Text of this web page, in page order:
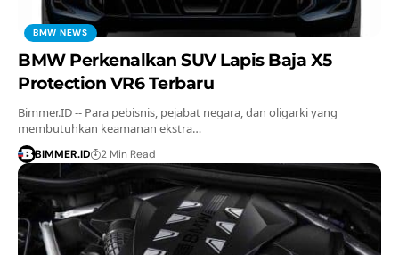
BMW NEWS
BMW Perkenalkan SUV Lapis Baja X5
Protection VR6 Terbaru
Bimmer.ID -- Para pebisnis, pejabat negara, dan oligarki yang
membutuhkan keamanan ekstra…
BIMMER.ID 2 Min Read